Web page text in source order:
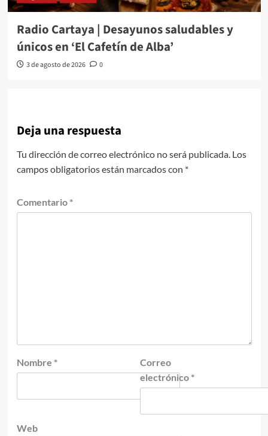
Radio Cartaya | Desayunos saludables y
únicos en ‘El Cafetín de Alba’
3 de agosto de 2026 0
Deja una respuesta
Tu dirección de correo electrónico no será publicada. Los
campos obligatorios están marcados con *
Comentario *
Nombre *
Correo
electrónico *
Web